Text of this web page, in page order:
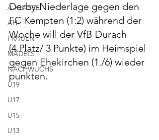
A-KLASSE
AH
FRAUEN
MÄDELS
NACHWUCHS
U19
U17
U15
U13
Derby-Niederlage gegen den
FC Kempten (1:2) während der
Woche will der VfB Durach
(4.Platz/ 3 Punkte) im Heimspiel
gegen Ehekirchen (1./6) wieder
punkten.